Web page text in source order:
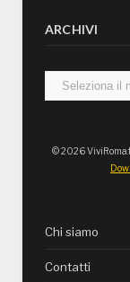
ARCHIVI
Archivi
© 2026
Chi siamo
Contatti